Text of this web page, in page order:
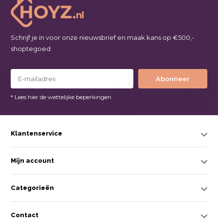
Schrijf je in voor onze nieuwsbrief en maak kans op €500,-
shoptegoed
Abonneer
* Lees hier de wettelijke beperkingen
Klantenservice
Mijn account
Categorieën
Contact